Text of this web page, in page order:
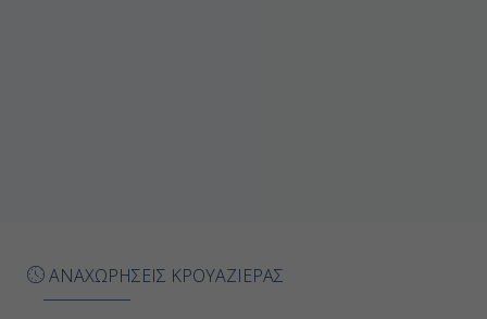
ΑΝΑΧΩΡΗΣΕΙΣ ΚΡΟΥΑΖΙΕΡΑΣ